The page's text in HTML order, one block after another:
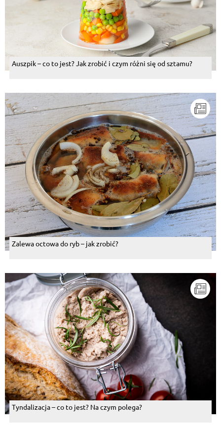
Auszpik – co to jest? Jak zrobić i czym różni się od sztamu?
Zalewa octowa do ryb – jak zrobić?
Tyndalizacja – co to jest? Na czym polega?